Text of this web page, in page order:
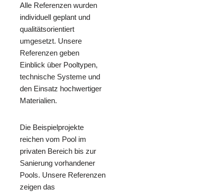
Alle Referenzen wurden
individuell geplant und
qualitätsorientiert
umgesetzt. Unsere
Referenzen geben
Einblick über Pooltypen,
technische Systeme und
den Einsatz hochwertiger
Materialien.
Die Beispielprojekte
reichen vom Pool im
privaten Bereich bis zur
Sanierung vorhandener
Pools. Unsere Referenzen
zeigen das